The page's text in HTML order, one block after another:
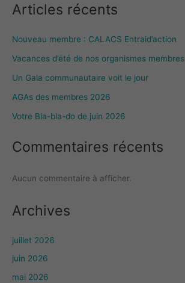
Articles récents
Nouveau membre : CALACS Entraid’action
Vacances d’été de nos organismes membres
Un Gala communautaire voit le jour
AGAs des membres 2026
Votre Bla-bla-do de juin 2026
Commentaires récents
Aucun commentaire à afficher.
Archives
juillet 2026
juin 2026
mai 2026